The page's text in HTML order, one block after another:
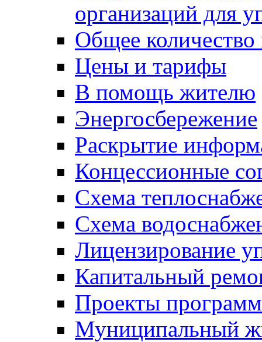
организаций для
Общее
Цены и тарифы
В помощь жителю
Энергосбережение
Раскрытие
Концессионные
Схема
Схема
Лицензирование
Капитальный
Проекты программ
Муниципальный